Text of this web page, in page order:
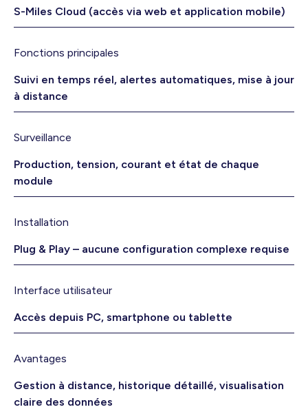
S-Miles Cloud (accès via web et application mobile)
Fonctions principales
Suivi en temps réel, alertes automatiques, mise à jour
à distance
Surveillance
Production, tension, courant et état de chaque
module
Installation
Plug & Play – aucune configuration complexe requise
Interface utilisateur
Accès depuis PC, smartphone ou tablette
Avantages
Gestion à distance, historique détaillé, visualisation
claire des données